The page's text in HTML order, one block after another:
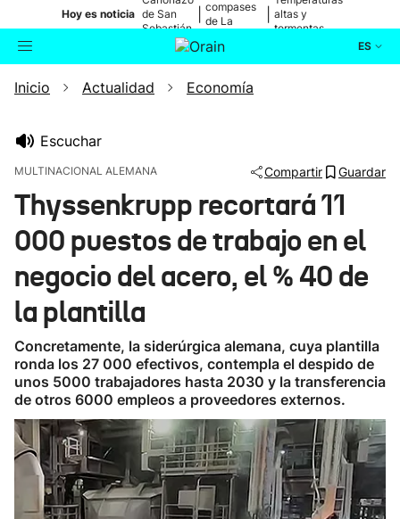
Hoy es noticia de San
Sebastián
compases
de La
altas y
tormentas
ES
Buscador Actualidad
Ikusmiran
Eguraldia
Inicio Actualidad Economía
Escuchar
MULTINACIONAL ALEMANA Compartir Guardar
Thyssenkrupp recortará 11
000 puestos de trabajo en el
negocio del acero, el % 40 de
la plantilla
Concretamente, la siderúrgica alemana, cuya plantilla
ronda los 27 000 efectivos, contempla el despido de
unos 5000 trabajadores hasta 2030 y la transferencia
de otros 6000 empleos a proveedores externos.